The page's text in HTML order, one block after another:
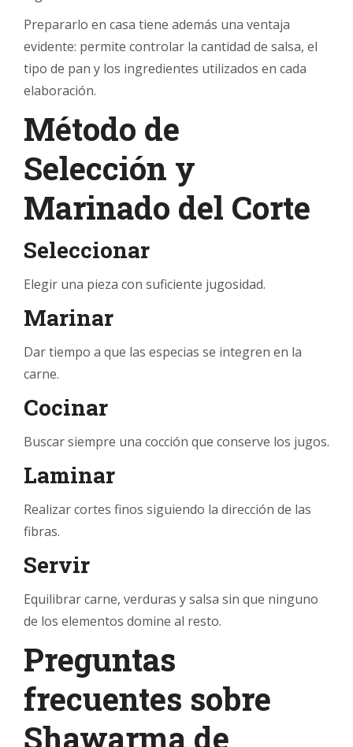
Prepararlo en casa tiene además una ventaja
evidente: permite controlar la cantidad de salsa, el
tipo de pan y los ingredientes utilizados en cada
elaboración.
Método de
Selección y
Marinado del Corte
Seleccionar
Elegir una pieza con suficiente jugosidad.
Marinar
Dar tiempo a que las especias se integren en la
carne.
Cocinar
Buscar siempre una cocción que conserve los jugos.
Laminar
Realizar cortes finos siguiendo la dirección de las
fibras.
Servir
Equilibrar carne, verduras y salsa sin que ninguno
de los elementos domine al resto.
Preguntas
frecuentes sobre
Shawarma de